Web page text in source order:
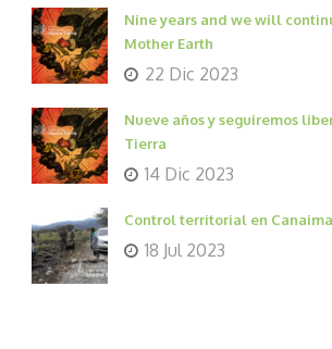
Nine years and we will
Mother Earth
22 Dic 2023
Nueve años y seguiremos
Tierra
14 Dic 2023
Control territorial en Canaima
18 Jul 2023